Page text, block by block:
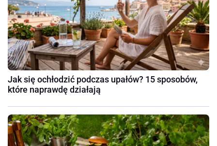
Jak się ochłodzić podczas upałów? 15 sposobów,
które naprawdę działają